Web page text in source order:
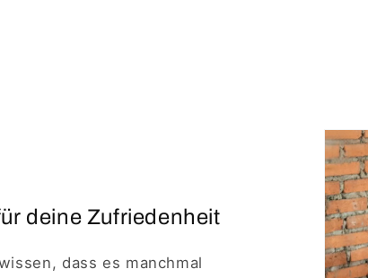
deine Zufriedenheit
dass es manchmal